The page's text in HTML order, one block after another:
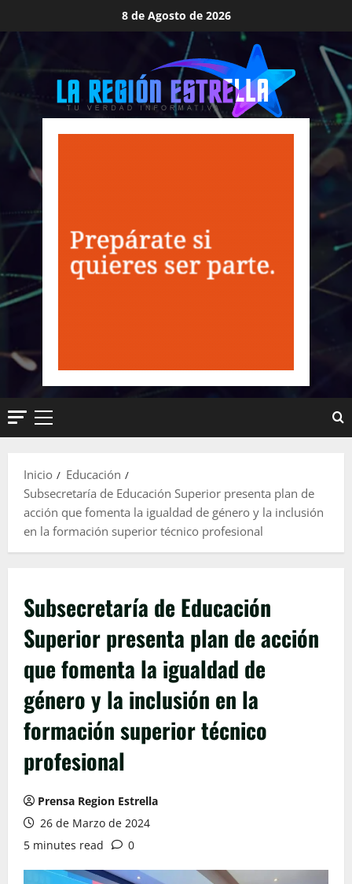
al
contenido
8 de Agosto de 2026
Menú
Inicio
Educación
Subsecretaría de Educación Superior presenta plan de
acción que fomenta la igualdad de género y la inclusión
en la formación superior técnico profesional
Subsecretaría de Educación
Superior presenta plan de acción
que fomenta la igualdad de
género y la inclusión en la
formación superior técnico
profesional
Prensa Region Estrella
26 de Marzo de 2024
5 minutes read
0